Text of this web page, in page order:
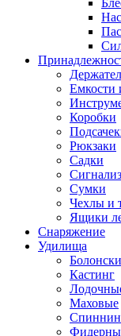
Емкости
Коробки
Рюкзаки
Садки
Сумки
Чехлы и
Ящики
Снаряжение
Удилища
Кастинг
Маховые